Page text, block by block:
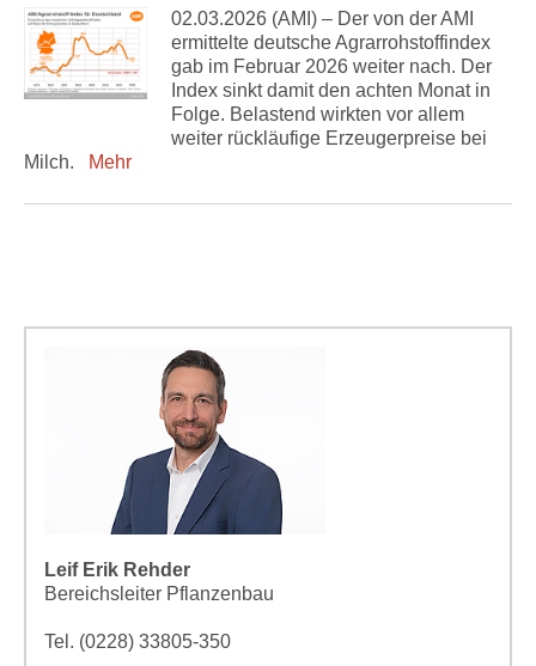
02.03.2026 (AMI) – Der von der AMI
ermittelte deutsche Agrarrohstoffindex
gab im Februar 2026 weiter nach. Der
Index sinkt damit den achten Monat in
Folge. Belastend wirkten vor allem
weiter rückläufige Erzeugerpreise bei
Milch.
Mehr
Leif Erik Rehder
Bereichsleiter Pflanzenbau
Tel. (0228) 33805-350